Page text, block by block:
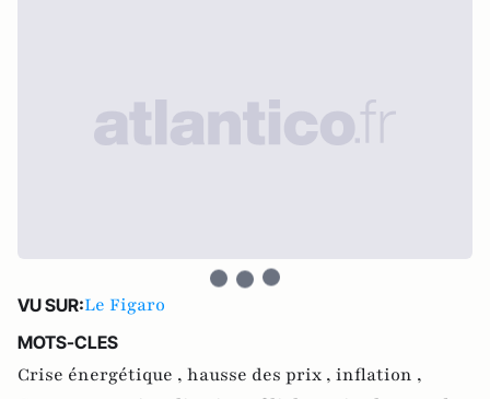
VU SUR:Le Figaro
MOTS-CLES
Crise énergétique , hausse des prix , inflation ,